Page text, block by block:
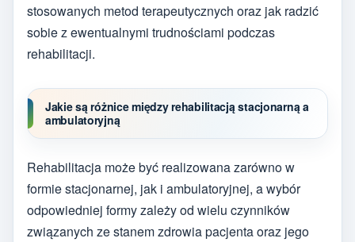
stosowanych metod terapeutycznych oraz jak radzić
sobie z ewentualnymi trudnościami podczas
rehabilitacji.
Jakie są różnice między rehabilitacją stacjonarną a
ambulatoryjną
Rehabilitacja może być realizowana zarówno w
formie stacjonarnej, jak i ambulatoryjnej, a wybór
odpowiedniej formy zależy od wielu czynników
związanych ze stanem zdrowia pacjenta oraz jego